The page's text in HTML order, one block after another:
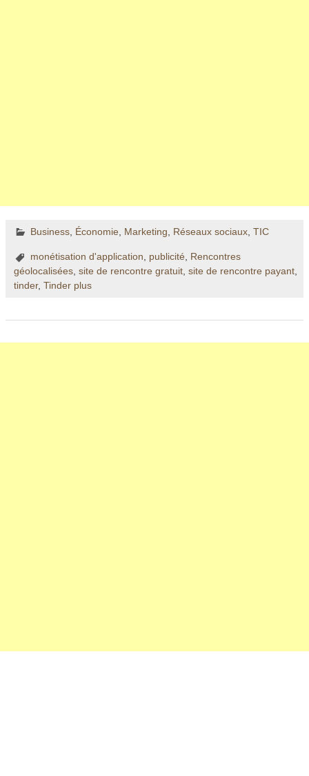
Business, Économie Marketing Réseaux sociaux, TIC
monétisation d'application publicité
Rencontres
géolocalisées, site de rencontre gratuit, site de rencontre payant,
tinder, Tinder plus